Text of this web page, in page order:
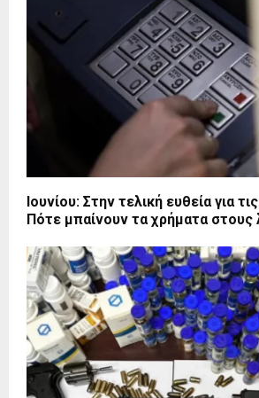
Ιουνίου: Στην τελική ευθεία για
Πότε μπαίνουν τα χρήματα στους